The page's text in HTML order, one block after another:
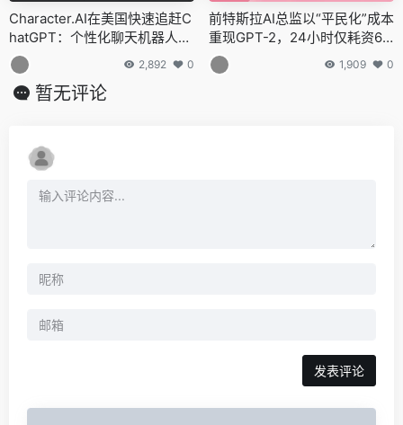
Character.AI在美国快速追赶C
hatGPT：个性化聊天机器人格
局已变
2,892 0
前特斯拉AI总监以“平民化”成本
重现GPT-2，24小时仅耗资67
2美元
1,909 0
暂无评论
发表评论